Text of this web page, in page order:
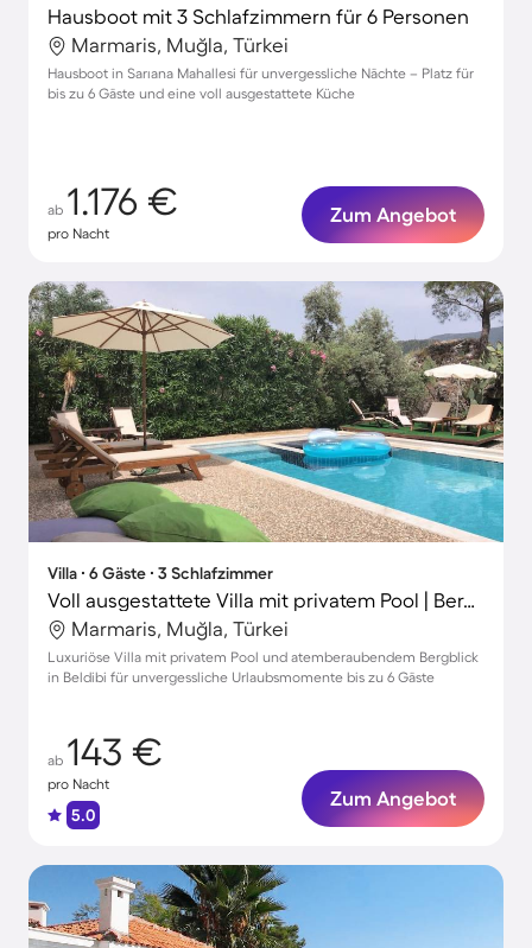
Hausboot mit 3 Schlafzimmern für 6 Personen
Marmaris, Muğla, Türkei
Hausboot in Sarıana Mahallesi für unvergessliche Nächte – Platz für
bis zu 6 Gäste und eine voll ausgestattete Küche
ab 1.176 €
pro Nacht
Zum Angebot
Villa ∙ 6 Gäste ∙ 3 Schlafzimmer
Voll ausgestattete Villa mit privatem Pool | Bergblick
Marmaris, Muğla, Türkei
Luxuriöse Villa mit privatem Pool und atemberaubendem Bergblick
in Beldibi für unvergessliche Urlaubsmomente bis zu 6 Gäste
ab 143 €
pro Nacht
5.0
Zum Angebot